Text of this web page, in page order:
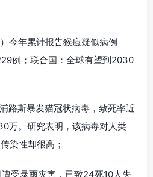
今年累计报告猴痘疑似病例
例；联合国：全球有望到2030
路斯暴发猫冠状病毒，致死率近
万。研究表明，该病毒对人类
染性却很高；
受暴雨灾害，已致24死10人失